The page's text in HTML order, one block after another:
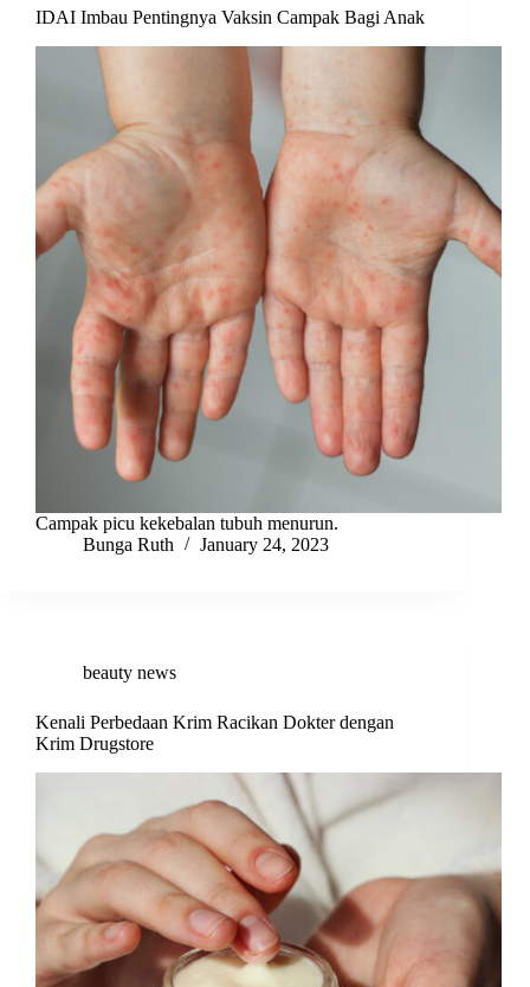
IDAI Imbau Pentingnya Vaksin Campak Bagi Anak
Campak picu kekebalan tubuh menurun.
Bunga Ruth
January 24, 2023
beauty news
Kenali Perbedaan Krim Racikan Dokter dengan
Krim Drugstore